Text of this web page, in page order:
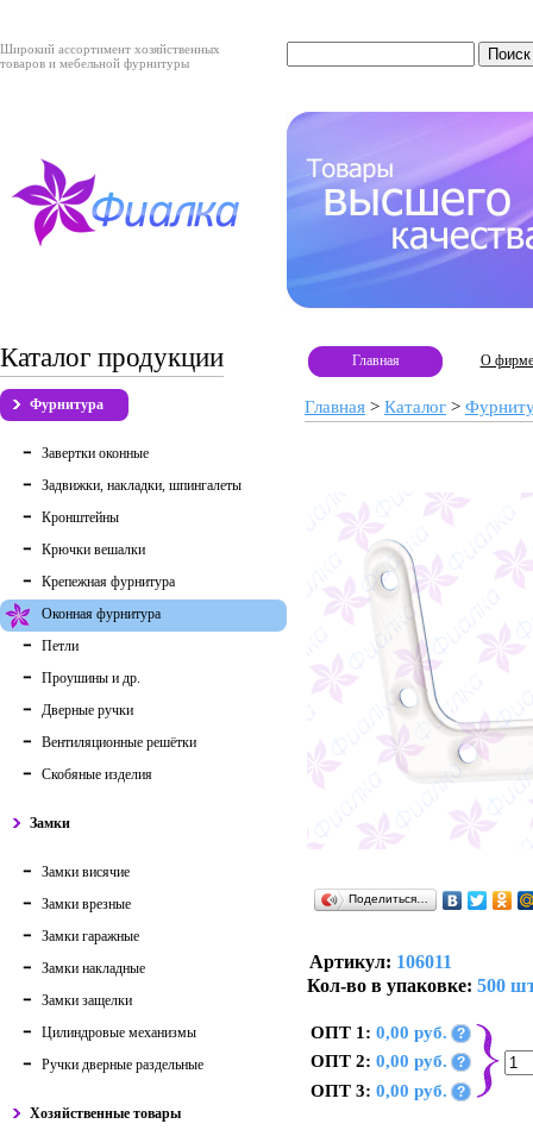
Широкий ассортимент хозяйственных
товаров и мебельной фурнитуры
Каталог продукции
Фурнитура
Завертки оконные
Задвижки, накладки, шпингалеты
Кронштейны
Крючки вешалки
Крепежная фурнитура
Оконная фурнитура
Петли
Проушины и др.
Дверные ручки
Вентиляционные решётки
Скобяные изделия
Замки
Замки висячие
Замки врезные
Замки гаражные
Замки накладные
Замки защелки
Цилиндровые механизмы
Ручки дверные раздельные
Хозяйственные товары
Главная О фирме
Главная > Каталог >
Поделиться…
Артикул: 106011
Кол-во в упаковке: 500
ОПТ 1: 0,00 руб. ?
ОПТ 2: 0,00 руб. ?
ОПТ 3: 0,00 руб. ?